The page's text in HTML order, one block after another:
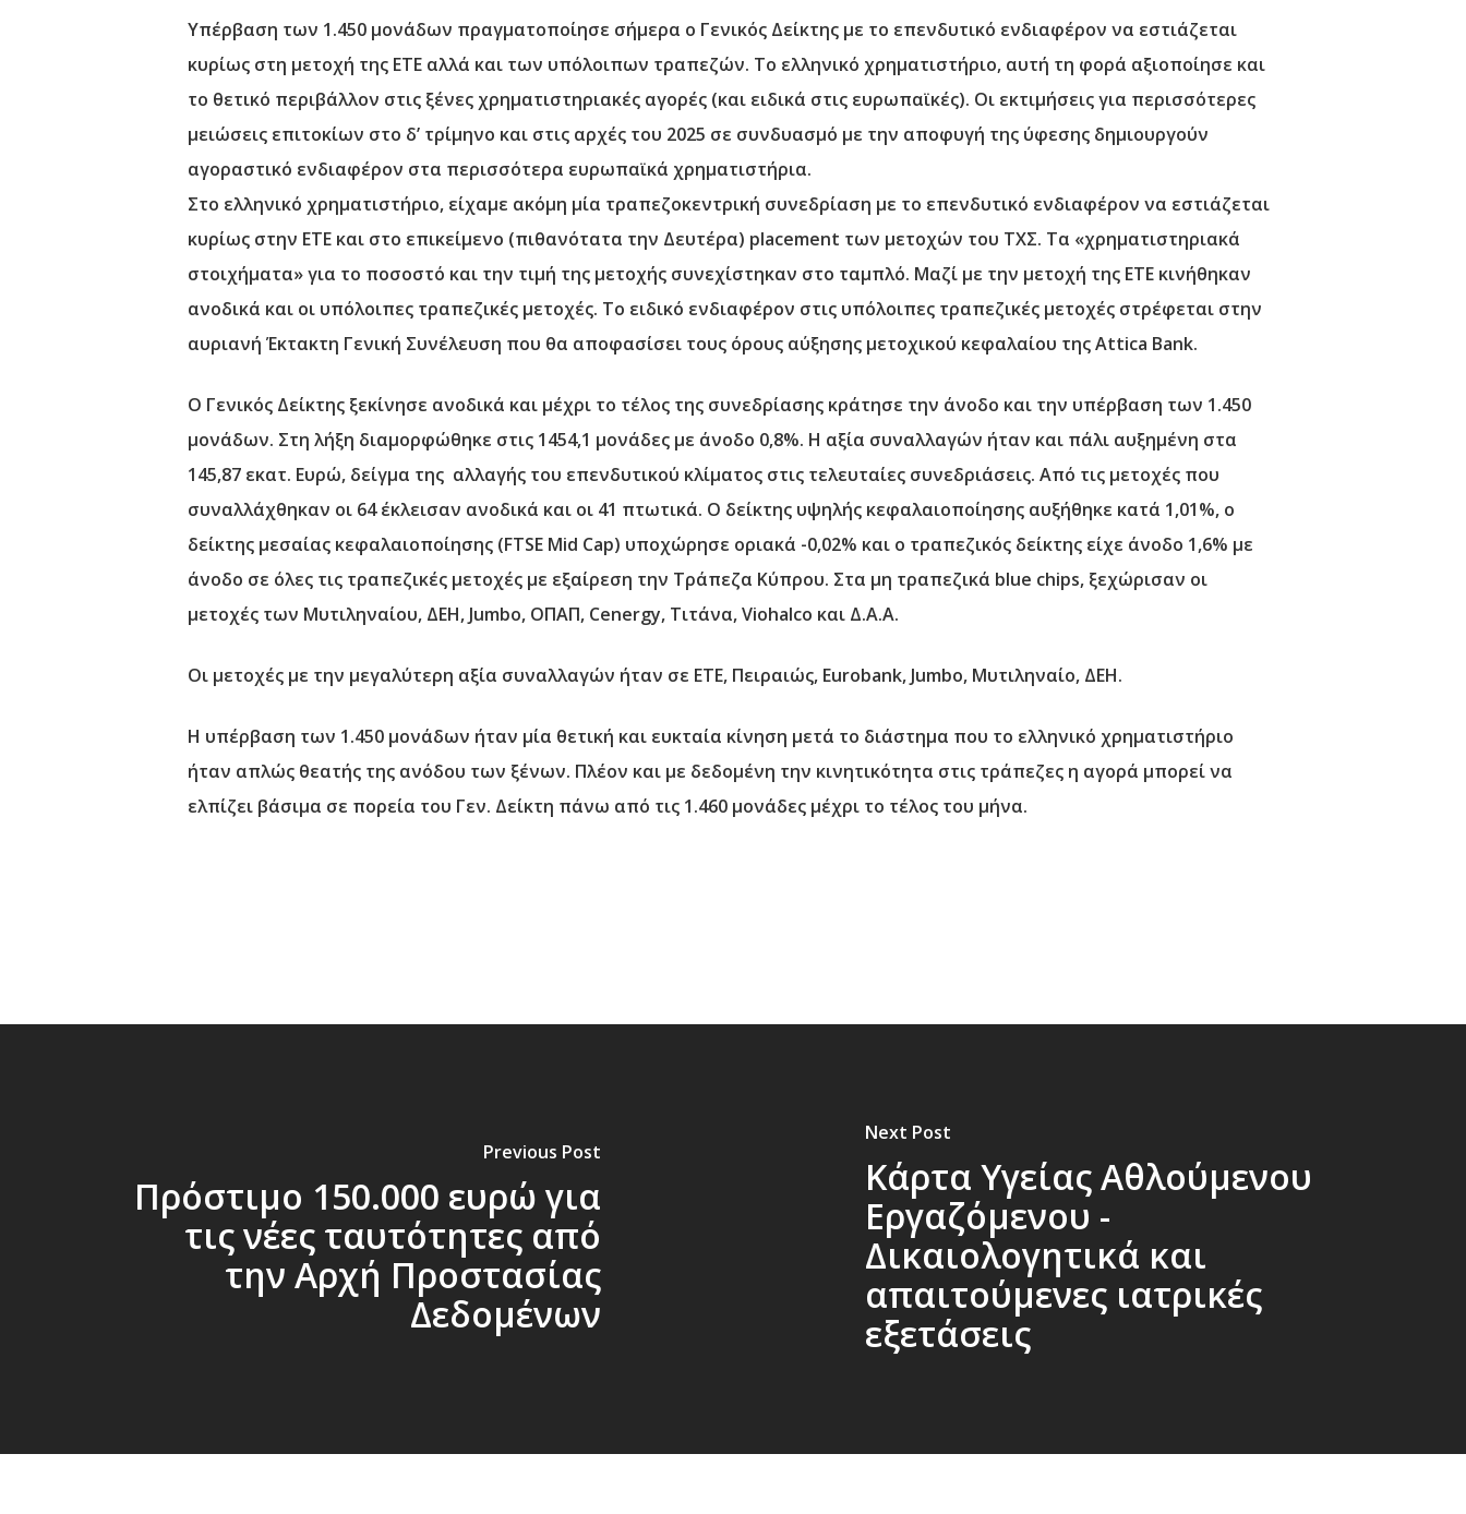
Υπέρβαση των 1.450 μονάδων πραγματοποίησε σήμερα ο Γενικός Δείκτης με το επενδυτικό ενδιαφέρον να εστιάζεται
κυρίως στη μετοχή της ΕΤΕ αλλά και των υπόλοιπων τραπεζών. Το ελληνικό χρηματιστήριο, αυτή τη φορά αξιοποίησε και
το θετικό περιβάλλον στις ξένες χρηματιστηριακές αγορές (και ειδικά στις ευρωπαϊκές). Οι εκτιμήσεις για περισσότερες
μειώσεις επιτοκίων στο δ’ τρίμηνο και στις αρχές του 2025 σε συνδυασμό με την αποφυγή της ύφεσης δημιουργούν
αγοραστικό ενδιαφέρον στα περισσότερα ευρωπαϊκά χρηματιστήρια.
Στο ελληνικό χρηματιστήριο, είχαμε ακόμη μία τραπεζοκεντρική συνεδρίαση με το επενδυτικό ενδιαφέρον να εστιάζεται
κυρίως στην ΕΤΕ και στο επικείμενο (πιθανότατα την Δευτέρα) placement των μετοχών του ΤΧΣ. Τα «χρηματιστηριακά
στοιχήματα» για το ποσοστό και την τιμή της μετοχής συνεχίστηκαν στο ταμπλό. Μαζί με την μετοχή της ΕΤΕ κινήθηκαν
ανοδικά και οι υπόλοιπες τραπεζικές μετοχές. Το ειδικό ενδιαφέρον στις υπόλοιπες τραπεζικές μετοχές στρέφεται στην
αυριανή Έκτακτη Γενική Συνέλευση που θα αποφασίσει τους όρους αύξησης μετοχικού κεφαλαίου της Attica Bank.
Ο Γενικός Δείκτης ξεκίνησε ανοδικά και μέχρι το τέλος της συνεδρίασης κράτησε την άνοδο και την υπέρβαση των 1.450
μονάδων. Στη λήξη διαμορφώθηκε στις 1454,1 μονάδες με άνοδο 0,8%. Η αξία συναλλαγών ήταν και πάλι αυξημένη στα
145,87 εκατ. Ευρώ, δείγμα της αλλαγής του επενδυτικού κλίματος στις τελευταίες συνεδριάσεις. Από τις μετοχές που
συναλλάχθηκαν οι 64 έκλεισαν ανοδικά και οι 41 πτωτικά. Ο δείκτης υψηλής κεφαλαιοποίησης αυξήθηκε κατά 1,01%, ο
δείκτης μεσαίας κεφαλαιοποίησης (FTSE Mid Cap) υποχώρησε οριακά -0,02% και ο τραπεζικός δείκτης είχε άνοδο 1,6% με
άνοδο σε όλες τις τραπεζικές μετοχές με εξαίρεση την Τράπεζα Κύπρου. Στα μη τραπεζικά blue chips, ξεχώρισαν οι
μετοχές των Μυτιληναίου, ΔΕΗ, Jumbo, ΟΠΑΠ, Cenergy, Τιτάνα, Viohalco και Δ.Α.Α.
Οι μετοχές με την μεγαλύτερη αξία συναλλαγών ήταν σε ΕΤΕ, Πειραιώς, Εurobank, Jumbo, Μυτιληναίο, ΔΕΗ.
Η υπέρβαση των 1.450 μονάδων ήταν μία θετική και ευκταία κίνηση μετά το διάστημα που το ελληνικό χρηματιστήριο
ήταν απλώς θεατής της ανόδου των ξένων. Πλέον και με δεδομένη την κινητικότητα στις τράπεζες η αγορά μπορεί να
ελπίζει βάσιμα σε πορεία του Γεν. Δείκτη πάνω από τις 1.460 μονάδες μέχρι το τέλος του μήνα.
Previous Post
Πρόστιμο 150.000 ευρώ για
τις νέες ταυτότητες από
την Αρχή Προστασίας
Δεδομένων
Next Post
Κάρτα Υγείας Αθλούμενου
Εργαζόμενου -
Δικαιολογητικά και
απαιτούμενες ιατρικές
εξετάσεις